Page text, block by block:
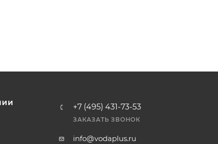
+7 (495) 431-73-53
ЗАКАЗАТЬ ЗВОНОК
info@vodaplus.ru